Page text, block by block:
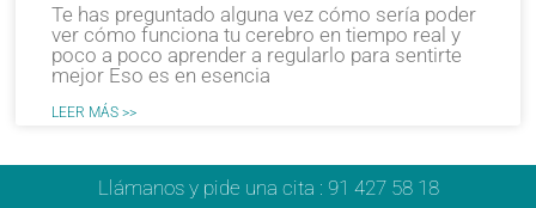
Te has preguntado alguna vez cómo sería poder
ver cómo funciona tu cerebro en tiempo real y
poco a poco aprender a regularlo para sentirte
mejor Eso es en esencia
LEER MÁS >>
Llámanos y pide una cita : 91 427 58 18